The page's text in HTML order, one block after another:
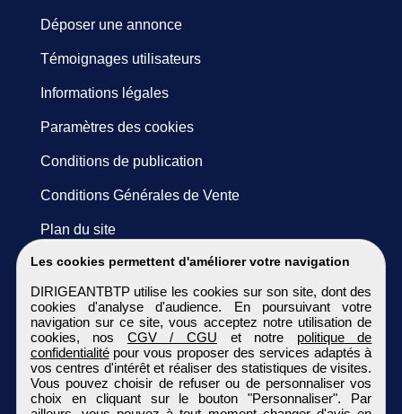
Les cookies permettent d'améliorer votre navigation
DIRIGEANTBTP utilise les cookies sur son site, dont des
cookies d'analyse d'audience. En poursuivant votre
navigation sur ce site, vous acceptez notre utilisation de
cookies, nos CGV / CGU et notre politique de
confidentialitépour vous proposer des services adaptés à
vos centres d'intérêt et réaliser des statistiques de visites.
Vous pouvez choisir de refuser ou de personnaliser vos
choix en cliquant sur le bouton "Personnaliser". Par
Déposer une annonce
Témoignages utilisateurs
Informations légales
Paramètres des cookies
Conditions de publication
Conditions Générales de Vente
Plan du site